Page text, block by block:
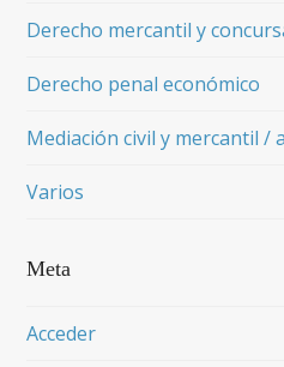
Derecho mercantil y
Derecho penal económico
Mediación civil y mercantil /
Varios
Meta
Acceder